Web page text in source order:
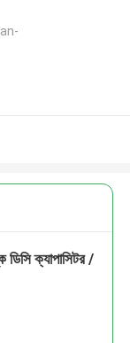
ডিসি ক্যাপাসিটর /